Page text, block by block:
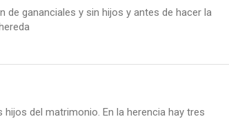
de gananciales y sin hijos y antes de hacer la
del matrimonio. En la herencia hay tres